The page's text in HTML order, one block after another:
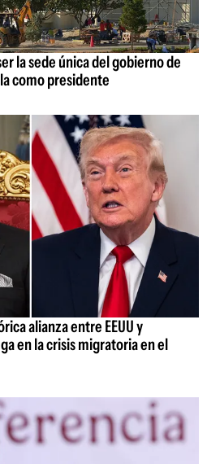
la sede única del gobierno de
como presidente
alianza entre EEUU y
en la crisis migratoria en el